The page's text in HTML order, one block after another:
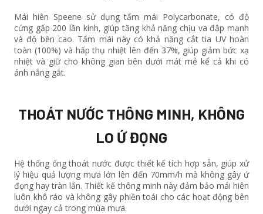
Mái hiên Speene sử dụng tấm mái Polycarbonate, có độ
cứng gấp 200 lần kính, giúp tăng khả năng chịu va đập mạnh
và độ bền cao. Tấm mái này có khả năng cắt tia UV hoàn
toàn (100%) và hấp thụ nhiệt lên đến 37%, giúp giảm bức xạ
nhiệt và giữ cho không gian bên dưới mát mẻ kể cả khi có
ánh nắng gắt.
THOÁT NƯỚC THÔNG MINH, KHÔNG
LO Ứ ĐỌNG
Hệ thống ống thoát nước được thiết kế tích hợp sẵn, giúp xử
lý hiệu quả lượng mưa lớn lên đến 70mm/h mà không gây ứ
đọng hay tràn lấn. Thiết kế thông minh này đảm bảo mái hiên
luôn khô ráo và không gây phiền toái cho các hoạt động bên
dưới ngay cả trong mùa mưa.